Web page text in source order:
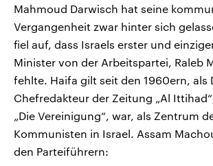
Mahmoud Darwisch hat seine
Vergangenheit zwar hinter sich
fiel auf, dass Israels erster und
Minister von der Arbeitspartei, Raleb
fehlte. Haifa gilt seit den 1960ern, als
Chefredakteur der Zeitung „Al
„Die Vereinigung“, war, als Zentrum
Kommunisten in Israel. Assam
den Parteiführern: